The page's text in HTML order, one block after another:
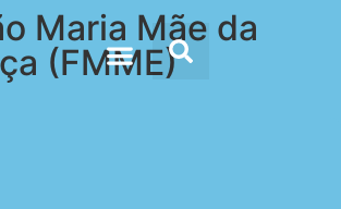
Maria Mãe da
(FMME)